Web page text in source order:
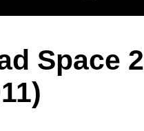
Space 2